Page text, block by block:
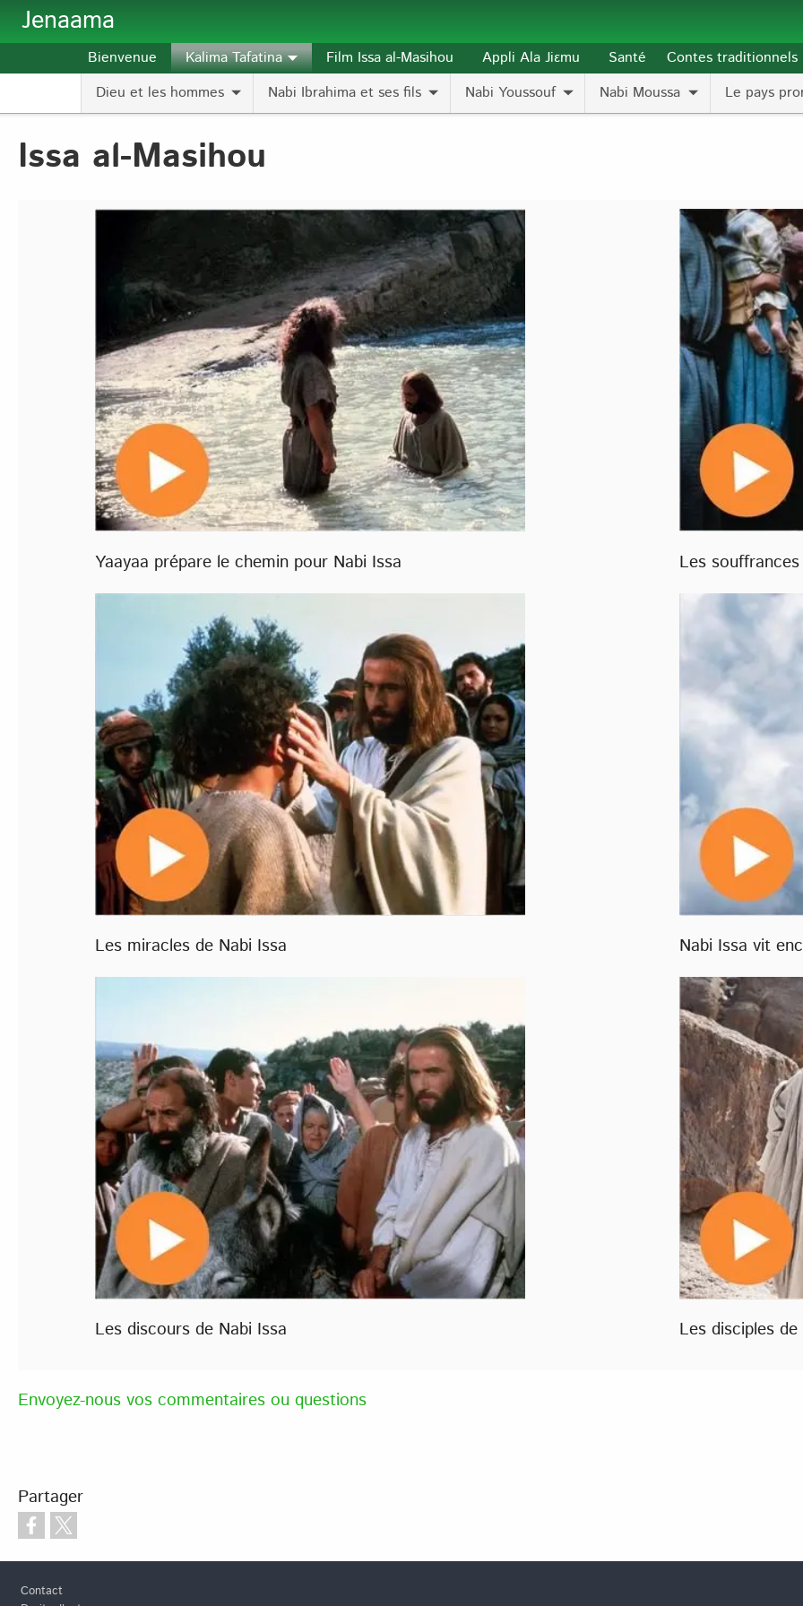
Aller au contenu principal
Jenaama
Bienvenue
Kalima Tafatina
Dieu et les hommes
Nabi Ibrahima et ses fils Nabi Youssouf Nabi Moussa Le pays
Film Issa al-Masihou Appli Ala Jiɛmu Santé Contes traditionnels
Issa al-Masihou
Yaayaa prépare le chemin pour Nabi Issa
Les miracles de Nabi Issa
Les discours de Nabi Issa
Les
Nabi Issa vit
Les disciples
Envoyez-nous vos commentaires ou questions
Partager
Pied de page
Contact